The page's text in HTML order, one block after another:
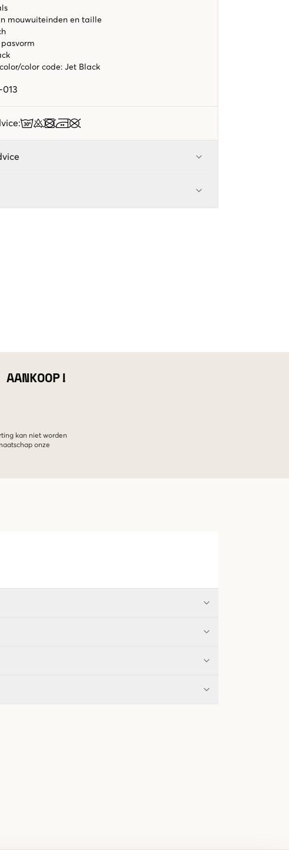
mouwuiteinden en taille
color code: Jet Black
013
:
kan niet worden
onze